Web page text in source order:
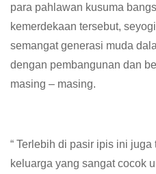
para pahlawan kusuma
kemerdekaan tersebut,
semangat generasi muda
dengan pembangunan dan
masing – masing.
“ Terlebih di pasir ipis ini
keluarga yang sangat cocok